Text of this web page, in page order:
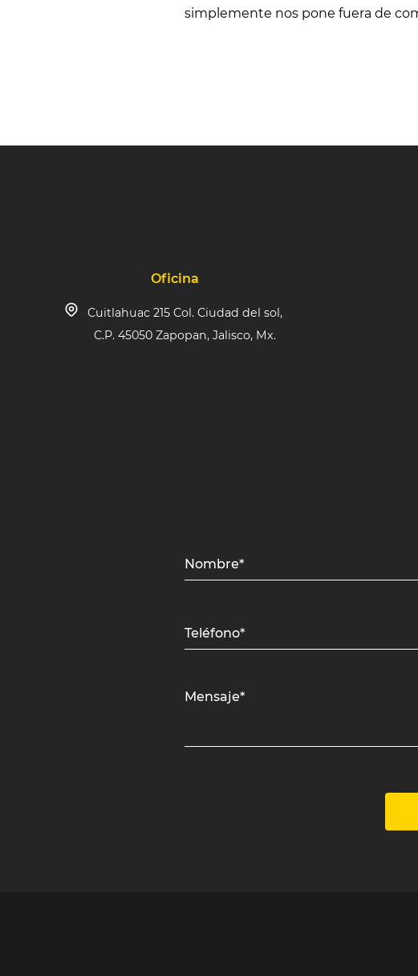
simplemente nos pone fuera de
Oficina
Cuitlahuac 215 Col. Ciudad del sol,
C.P. 45050 Zapopan, Jalisco, Mx.
Nombre*
Teléfono*
Mensaje*